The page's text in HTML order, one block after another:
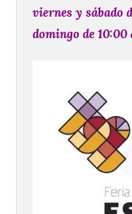
viernes y sábado
domingo de 10:00